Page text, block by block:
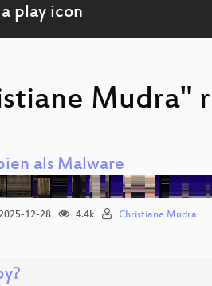
Mudra"
als Malware
2025-12-28 4.4k Christiane Mudra